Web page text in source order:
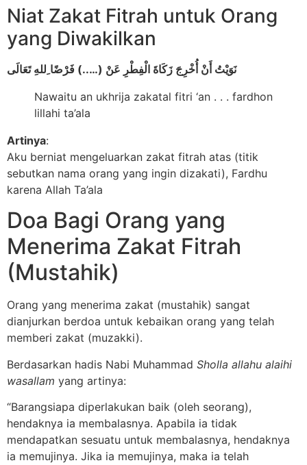
Niat Zakat Fitrah untuk Orang
yang Diwakilkan
نَوَيْتُ أَنْ أُخْرِجَ زَكَاةَ الْفِطْرِ عَنْ (…..) فَرْضًا ِللهِ تَعَالَى
Nawaitu an ukhrija zakatal fitri ‘an . . . fardhon
lillahi ta’ala
Artinya:
Aku berniat mengeluarkan zakat fitrah atas (titik
sebutkan nama orang yang ingin dizakati), Fardhu
karena Allah Ta’ala
Doa Bagi Orang yang
Menerima Zakat Fitrah
(Mustahik)
Orang yang menerima zakat (mustahik) sangat
dianjurkan berdoa untuk kebaikan orang yang telah
memberi zakat (muzakki).
Berdasarkan hadis Nabi Muhammad Sholla allahu alaihi
wasallam yang artinya:
“Barangsiapa diperlakukan baik (oleh seorang),
hendaknya ia membalasnya. Apabila ia tidak
mendapatkan sesuatu untuk membalasnya, hendaknya
ia memujinya. Jika ia memujinya, maka ia telah